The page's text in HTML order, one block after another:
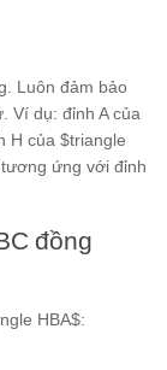
{HC}
Luôn đảm bảo
Ví dụ: đỉnh A của
H của $triangle
ứng với đỉnh
đồng
HBA$: